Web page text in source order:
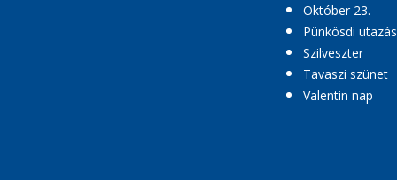
Október 23.
Pünkösdi utazás
Szilveszter
Tavaszi szünet
Valentin nap